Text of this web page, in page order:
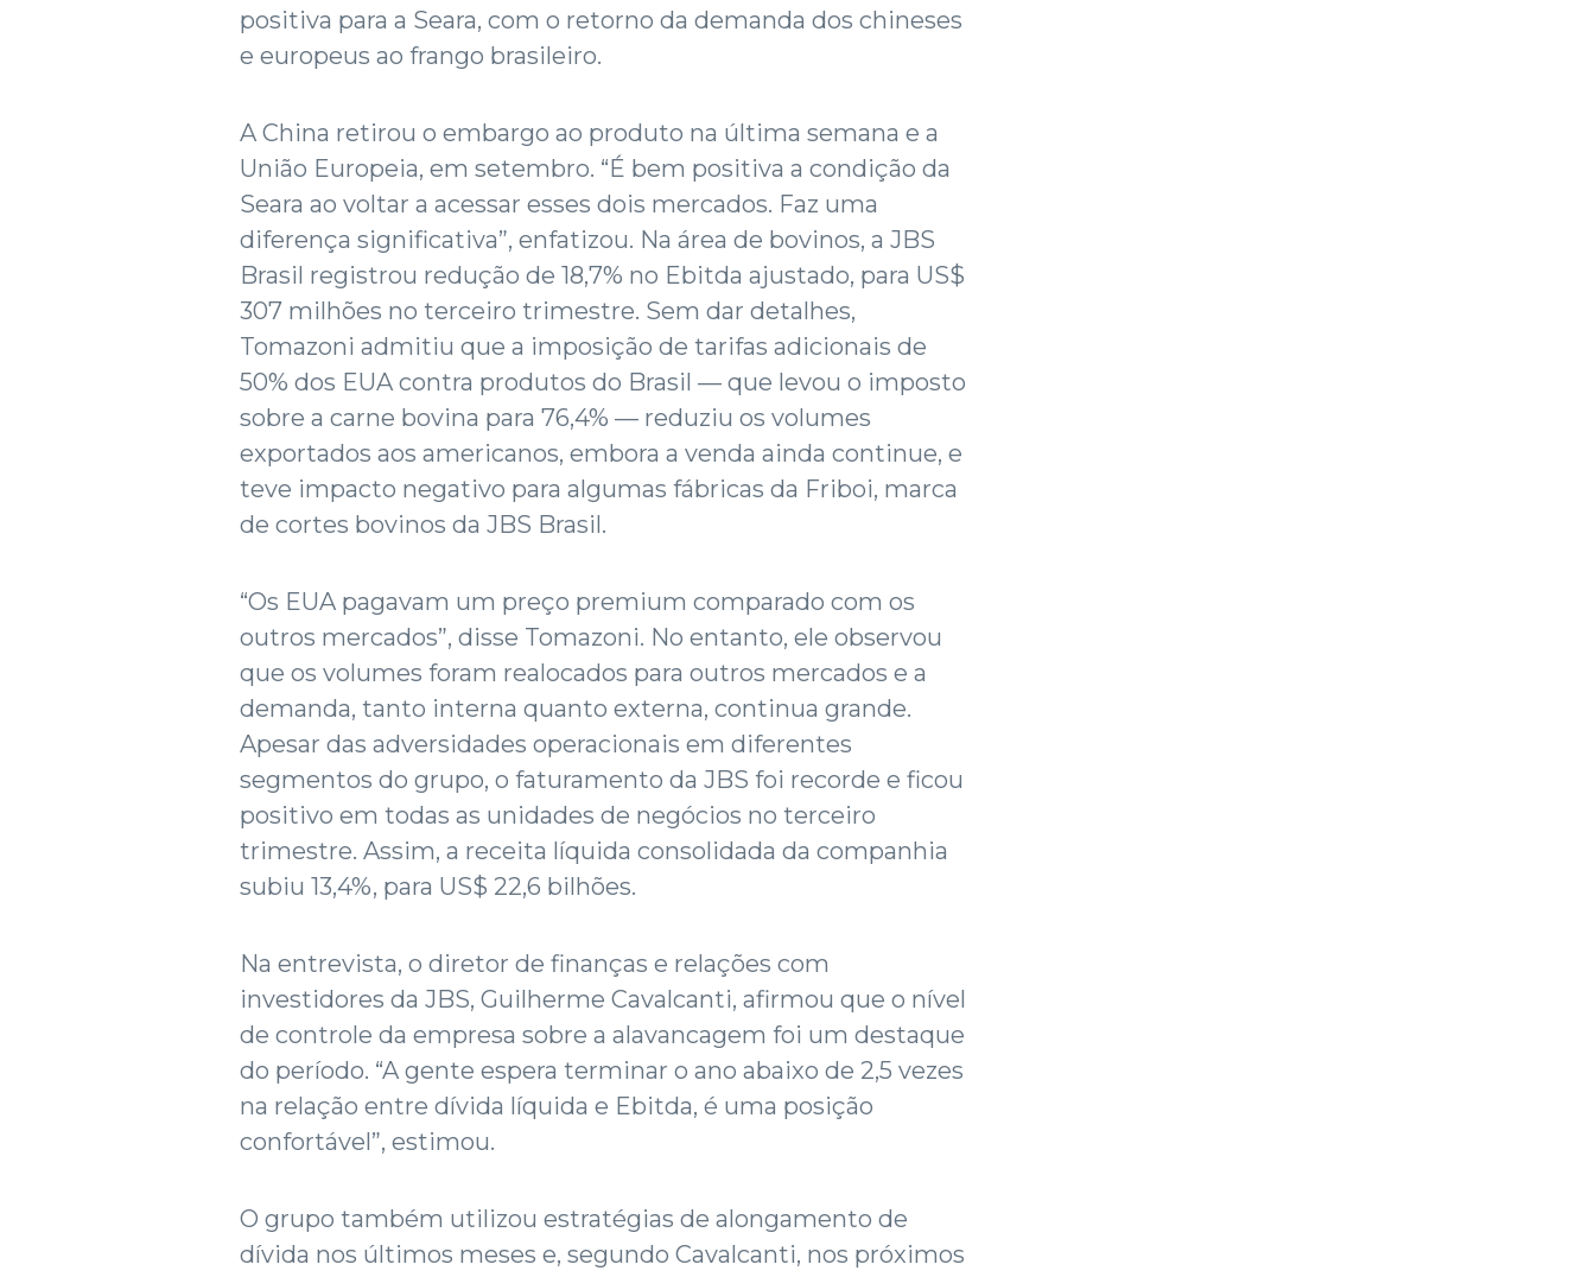
positiva para a Seara, com o retorno da demanda dos chineses
e europeus ao frango brasileiro.
A China retirou o embargo ao produto na última semana e a
União Europeia, em setembro. “É bem positiva a condição da
Seara ao voltar a acessar esses dois mercados. Faz uma
diferença significativa”, enfatizou. Na área de bovinos, a JBS
Brasil registrou redução de 18,7% no Ebitda ajustado, para US$
307 milhões no terceiro trimestre. Sem dar detalhes,
Tomazoni admitiu que a imposição de tarifas adicionais de
50% dos EUA contra produtos do Brasil — que levou o imposto
sobre a carne bovina para 76,4% — reduziu os volumes
exportados aos americanos, embora a venda ainda continue, e
teve impacto negativo para algumas fábricas da Friboi, marca
de cortes bovinos da JBS Brasil.
“Os EUA pagavam um preço premium comparado com os
outros mercados”, disse Tomazoni. No entanto, ele observou
que os volumes foram realocados para outros mercados e a
demanda, tanto interna quanto externa, continua grande.
Apesar das adversidades operacionais em diferentes
segmentos do grupo, o faturamento da JBS foi recorde e ficou
positivo em todas as unidades de negócios no terceiro
trimestre. Assim, a receita líquida consolidada da companhia
subiu 13,4%, para US$ 22,6 bilhões.
Na entrevista, o diretor de finanças e relações com
investidores da JBS, Guilherme Cavalcanti, afirmou que o nível
de controle da empresa sobre a alavancagem foi um destaque
do período. “A gente espera terminar o ano abaixo de 2,5 vezes
na relação entre dívida líquida e Ebitda, é uma posição
confortável”, estimou.
O grupo também utilizou estratégias de alongamento de
dívida nos últimos meses e, segundo Cavalcanti, nos próximos